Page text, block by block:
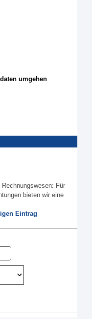
umgehen
Für
bieten wir eine
Eintrag